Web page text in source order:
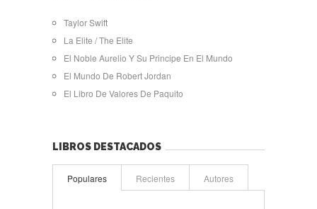
Taylor Swift
La Elite / The Elite
El Noble Aurelio Y Su Principe En El Mundo
El Mundo De Robert Jordan
El Libro De Valores De Paquito
LIBROS DESTACADOS
Populares Recientes Autores